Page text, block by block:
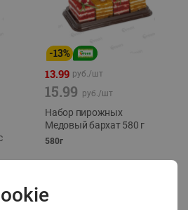
-13%
13.99 руб./шт
15.99 руб./шт
Набор пирожных
Медовый бархат 580 г
580г